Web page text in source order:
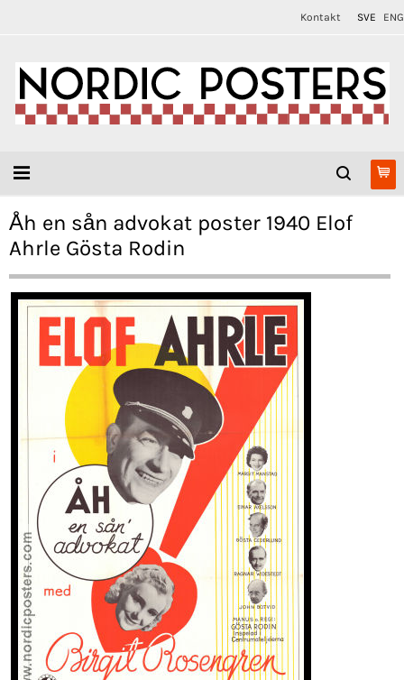
Kontakt SVE ENG
Åh en sån advokat poster 1940 Elof
Ahrle Gösta Rodin